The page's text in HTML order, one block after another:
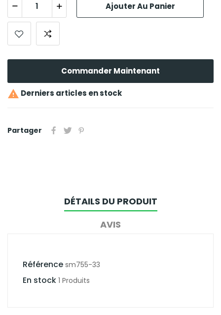
Ajouter Au Panier
Commander Maintenant
 Derniers articles en stock
Partager
DÉTAILS DU PRODUIT
AVIS
Référence sm755-33
En stock 1 Produits